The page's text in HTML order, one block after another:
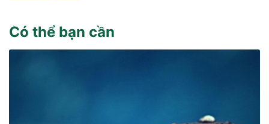
Có thể bạn cần